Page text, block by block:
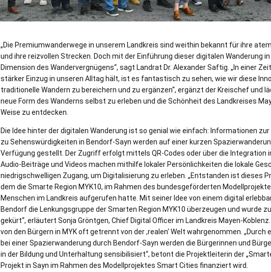
„Die Premiumwanderwege in unserem Landkreis sind weithin bekannt für ihre
und ihre reizvollen Strecken. Doch mit der Einführung dieser digitalen Wanderung
Dimension des Wandervergnügens“, sagt Landrat Dr. Alexander Saftig. „In einer
stärker Einzug in unseren Alltag hält, ist es fantastisch zu sehen, wie wir diese
traditionelle Wandern zu bereichern und zu ergänzen“, ergänzt der Kreischef und
neue Form des Wanderns selbst zu erleben und die Schönheit des Landkreises
Weise zu entdecken.
Die Idee hinter der digitalen Wanderung ist so genial wie einfach: Informationen
zu Sehenswürdigkeiten in Bendorf-Sayn werden auf einer kurzen
Verfügung gestellt. Der Zugriff erfolgt mittels QR-Codes oder über die Integration
Audio-Beiträge und Videos machen mithilfe lokaler Persönlichkeiten die lokale
niedrigschwelligen Zugang, um Digitalisierung zu erleben. „Entstanden ist dieses
dem die Smarte Region MYK10, im Rahmen des bundesgeförderten
Menschen im Landkreis aufgerufen hatte. Mit seiner Idee von einem digital
Bendorf die Lenkungsgruppe der Smarten Region MYK10 überzeugen und wurde
gekürt“, erläutert Sonja Gröntgen, Chief Digital Officer im Landkreis Mayen-
von den Bürgern in MYK oft getrennt von der ,realen‘ Welt wahrgenommen. „Durch
bei einer Spazierwanderung durch Bendorf-Sayn werden die Bürgerinnen und
in der Bildung und Unterhaltung sensibilisiert“, betont die Projektleiterin der
Projekt in Sayn im Rahmen des Modellprojektes Smart Cities finanziert wird.